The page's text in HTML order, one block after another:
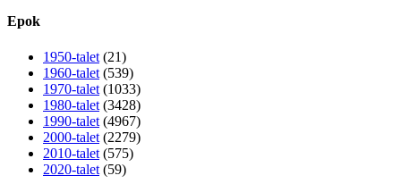
Epok
1950-talet (21)
1960-talet (539)
1970-talet (1033)
1980-talet (3428)
1990-talet (4967)
2000-talet (2279)
2010-talet (575)
2020-talet (59)